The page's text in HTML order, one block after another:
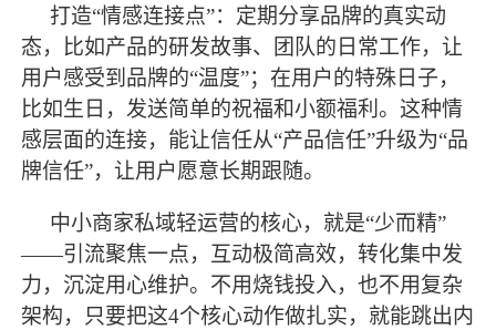
打造“情感连接点”：定期分享品牌的真实动
态，比如产品的研发故事、团队的日常工作，让
用户感受到品牌的“温度”；在用户的特殊日子，
比如生日，发送简单的祝福和小额福利。这种情
感层面的连接，能让信任从“产品信任”升级为“品
牌信任”，让用户愿意长期跟随。
中小商家私域轻运营的核心，就是“少而精”
——引流聚焦一点，互动极简高效，转化集中发
力，沉淀用心维护。不用烧钱投入，也不用复杂
架构，只要把这4个核心动作做扎实，就能跳出内